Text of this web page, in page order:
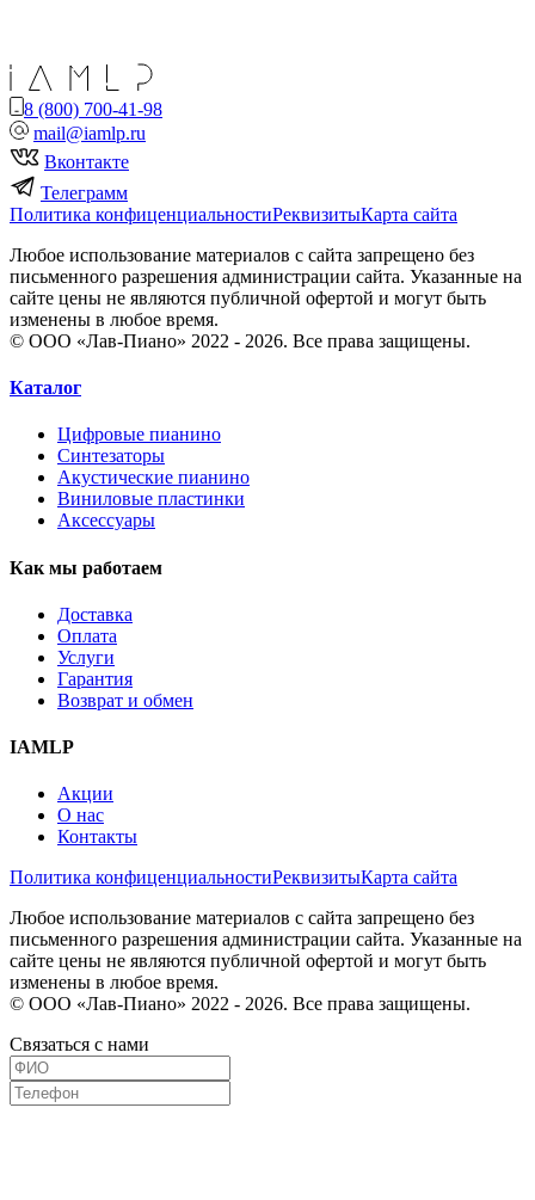
8 (800) 700-41-98
mail@iamlp.ru
Вконтакте
Телеграмм
Политика конфиценциальностиРеквизитыКарта сайта
Любое использование материалов с сайта запрещено без
письменного разрешения администрации сайта. Указанные на
сайте цены не являются публичной офертой и могут быть
изменены в любое время.
© ООО «Лав-Пиано» 2022 - 2026. Все права защищены.
Каталог
Цифровые пианино
Синтезаторы
Акустические пианино
Виниловые пластинки
Аксессуары
Как мы работаем
Доставка
Оплата
Услуги
Гарантия
Возврат и обмен
IAMLP
Акции
О нас
Контакты
Политика конфиценциальностиРеквизитыКарта сайта
Любое использование материалов с сайта запрещено без
письменного разрешения администрации сайта. Указанные на
сайте цены не являются публичной офертой и могут быть
изменены в любое время.
© ООО «Лав-Пиано» 2022 - 2026. Все права защищены.
Связаться с нами